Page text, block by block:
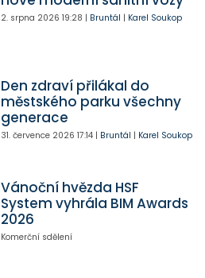
2. srpna 2026 19:28 | Bruntál | Karel Soukop
Den zdraví přilákal do
městského parku všechny
generace
31. července 2026 17:14| Bruntál | Karel Soukop
Vánoční hvězda HSF
System vyhrála BIM Awards
2026
Komerční sdělení